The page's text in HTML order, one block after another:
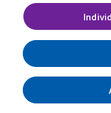
Servicevoorwaarden
© 2026